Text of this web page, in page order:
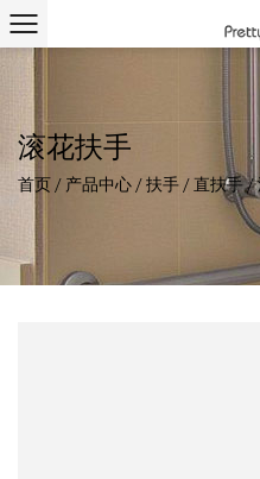
滚花扶手
首页 / 产品中心/扶手/直扶手/